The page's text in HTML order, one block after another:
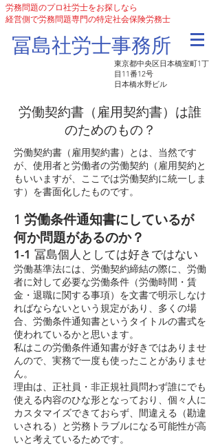
労務問題のプロ社労士をお探しなら
経営側で労務問題専門の特定社会保険労務士
​冨島社労士事務所
東京都中央区日本橋室町1丁
目11番12号
日本橋水野ビル
労働契約書（雇用契約書）は誰
のためのもの？
労働契約書（雇用契約書）とは、当然です
が、使用者と労働者の労働契約（雇用契約と
もいいますが、ここでは労働契約に統一しま
す）を書面化したものです。
1 労働条件通知書にしているが
何か問題があるのか？
1-1 冨島個人としては好きではない
労働基準法には、労働契約締結の際に、労働
者に対して必要な労働条件（労働時間・賃
金・退職に関する事項）を文書で明示しなけ
ればならないという規定があり、多くの場
合、労働条件通知書というタイトルの書式を
使われているかと思います。
私はこの労働条件通知書が好きではありませ
んので、実務で一度も使ったことがありませ
ん。
理由は、正社員・非正規社員問わず誰にでも
使える内容のひな形となっており、個々人に
カスタマイズできておらず、間違える（勘違
いされる）と労務トラブルになる可能性が高
いと考えているためです。